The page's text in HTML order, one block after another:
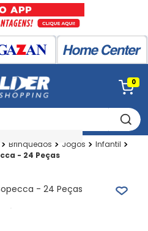
0
Brinquedos Jogos
Infantil
- 24 Peças
- 24 Peças